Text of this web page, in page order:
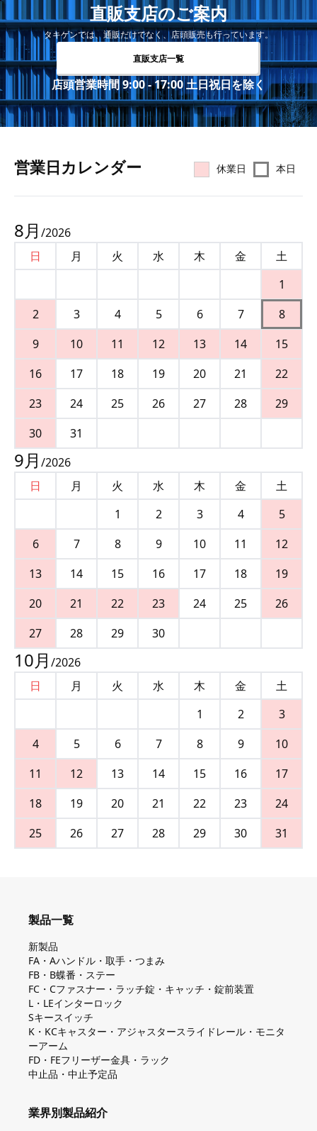
直販支店のご案内
タキゲンでは、通販だけでなく、店頭販売も行っています。
直販支店一覧
店頭営業時間 9:00 - 17:00 土日祝日を除く
営業⽇カレンダー 休業日 本日
8月 /2026
日
月 火 水 木 金
土
1
2
3 4 5 6 7
8
9
10 11 12 13 14
15
16
17 18 19 20 21
22
23
24 25 26 27 28
29
30
31
9月 /2026
日
月 火 水 木 金
土
1
2 3 4
5
6
7 8 9 10 11
12
13
14 15 16 17 18
19
20
21 22 23 24 25
26
27
28 29 30
10月 /2026
日
月 火 水 木 金
土
1
2
3
4
5 6 7 8 9
10
11
12 13 14 15 16
17
18
19 20 21 22 23
24
25
26 27 28 29 30 31
製品一覧
新製品
FA・Aハンドル・取手・つまみ
FB・B蝶番・ステー
FC・Cファスナー・ラッチ錠・キャッチ・錠前装置
L・LEインターロック
Sキースイッチ
K・KCキャスター・アジャスタースライドレール・モニタ
ーアーム
FD・FEフリーザー金具・ラック
中止品・中止予定品
業界別製品紹介